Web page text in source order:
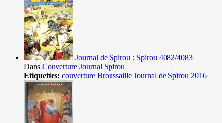
Journal de Spirou : Spirou 4082/4083
Dans Couverture Journal Spirou
Etiquettes: couverture Broussaille Journal de Spirou 2016